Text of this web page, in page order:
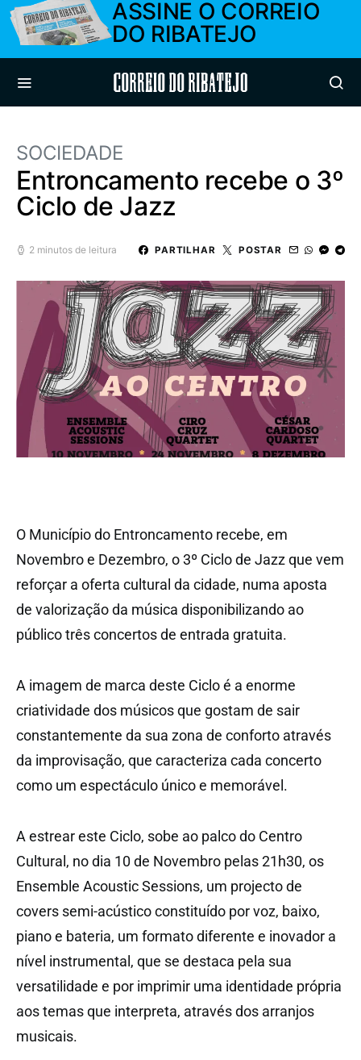
ASSINE O CORREIO
DO RIBATEJO
Correio do Ribatejo
SOCIEDADE
Entroncamento recebe o 3º
Ciclo de Jazz
2 minutos de leitura PARTILHAR POSTAR
O Município do Entroncamento recebe, em
Novembro e Dezembro, o 3º Ciclo de Jazz que vem
reforçar a oferta cultural da cidade, numa aposta
de valorização da música disponibilizando ao
público três concertos de entrada gratuita.
A imagem de marca deste Ciclo é a enorme
criatividade dos músicos que gostam de sair
constantemente da sua zona de conforto através
da improvisação, que caracteriza cada concerto
como um espectáculo único e memorável.
A estrear este Ciclo, sobe ao palco do Centro
Cultural, no dia 10 de Novembro pelas 21h30, os
Ensemble Acoustic Sessions, um projecto de
covers semi-acústico constituído por voz, baixo,
piano e bateria, um formato diferente e inovador a
nível instrumental, que se destaca pela sua
versatilidade e por imprimir uma identidade própria
aos temas que interpreta, através dos arranjos
musicais.